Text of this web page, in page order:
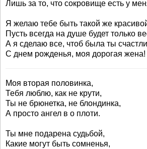
Лишь за то, что сокровище есть у
Я желаю тебе быть такой же
Пусть всегда на душе будет только
А я сделаю все, чтоб была ты
С днем рожденья, моя дорогая жена!
Моя вторая половинка,
Тебя люблю, как не крути,
Ты не брюнетка, не блондинка,
А просто ангел в о плоти.
Ты мне подарена судьбой,
Какие могут быть сомненья,